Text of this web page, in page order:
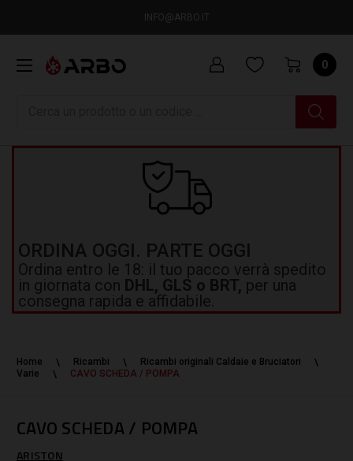
INFO@ARBO.IT
0
ORDINA OGGI. PARTE OGGI
Ordina entro le 18: il tuo pacco verrà spedito
in giornata con DHL, GLS o BRT, per una
consegna rapida e affidabile.
Home Ricambi
Ricambi originali Caldaie e Bruciatori
Varie
CAVO SCHEDA / POMPA
CAVO SCHEDA / POMPA
ARISTON